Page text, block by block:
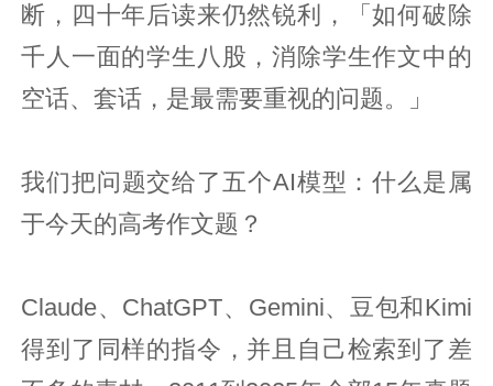
断，四十年后读来仍然锐利，「如何破除
千人一面的学生八股，消除学生作文中的
空话、套话，是最需要重视的问题。」
我们把问题交给了五个AI模型：什么是属
于今天的高考作文题？
Claude、ChatGPT、Gemini、豆包和Kimi
得到了同样的指令，并且自己检索到了差